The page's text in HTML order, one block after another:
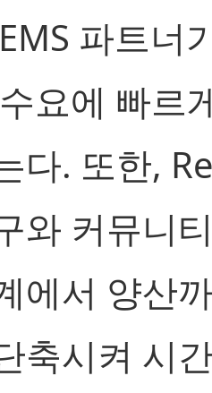
파트너
요에 빠르
다. 또한,
와 커뮤니
에서 양산
축시켜 시